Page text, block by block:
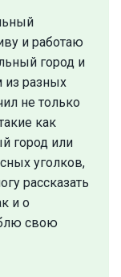
и работаю
город и
из разных
не только
как
город или
уголков,
рассказать
и о
свою